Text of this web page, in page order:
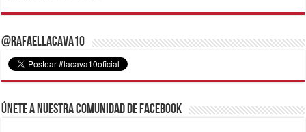
@RafaelLacava10
Únete a nuestra comunidad de Facebook